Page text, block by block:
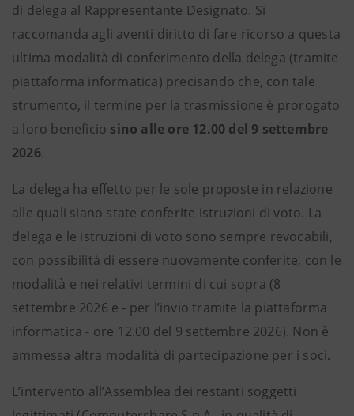
di delega al Rappresentante Designato. Si
raccomanda agli aventi diritto di fare ricorso a questa
ultima modalità di conferimento della delega (tramite
piattaforma informatica) precisando che, con tale
strumento, il termine per la trasmissione è prorogato
a loro beneficio sino alle ore 12.00 del 9 settembre
2026.
La delega ha effetto per le sole proposte in relazione
alle quali siano state conferite istruzioni di voto. La
delega e le istruzioni di voto sono sempre revocabili,
con possibilità di essere nuovamente conferite, con le
modalità e nei relativi termini di cui sopra (8
settembre 2026 e - per l’invio tramite la piattaforma
informatica - ore 12.00 del 9 settembre 2026). Non è
ammessa altra modalità di partecipazione per i soci.
L’intervento all’Assemblea dei restanti soggetti